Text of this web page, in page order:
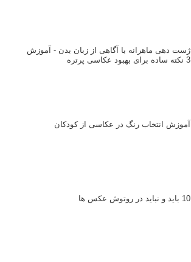
ژست دهی ماهرانه با آگاهی از زبان بدن - آموزش
3 نکته ساده برای بهبود عکاسی پرتره
آموزش انتخاب رنگ در عکاسی از کودکان
10 باید و نباید در روتوش عکس ها